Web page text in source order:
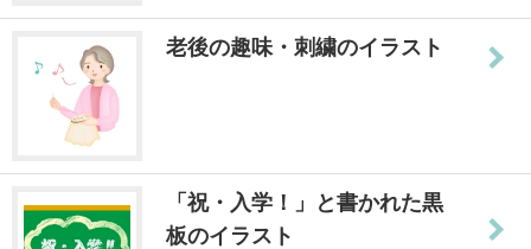
老後の趣味・刺繍のイラスト
「祝・入学！」と書かれた黒
板のイラスト